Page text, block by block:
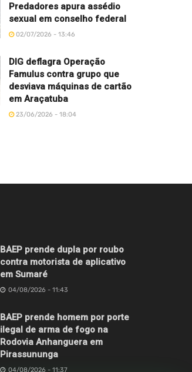
Predadores apura assédio
sexual em conselho federal
02/07/2026 - 13:46
DIG deflagra Operação
Famulus contra grupo que
desviava máquinas de cartão
em Araçatuba
23/06/2026 - 18:04
BAEP prende dupla por roubo
contra motorista de aplicativo
em Sumaré
04/08/2026 - 11:43
BAEP prende homem por porte
ilegal de arma de fogo na
Rodovia Anhanguera em
Pirassununga
04/08/2026 - 11:37